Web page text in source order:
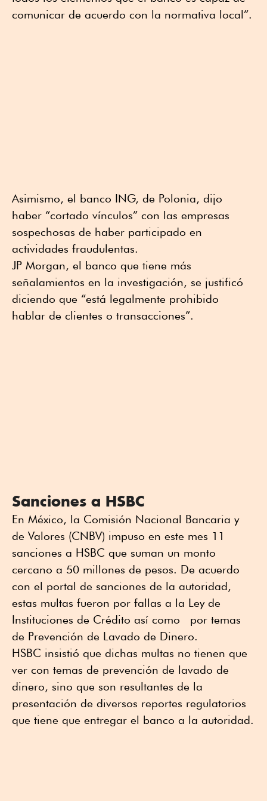
comunicar de acuerdo con la normativa local”.
Asimismo, el banco ING, de Polonia, dijo
haber “cortado vínculos” con las empresas
sospechosas de haber participado en
actividades fraudulentas.
JP Morgan, el banco que tiene más
señalamientos en la investigación, se justificó
diciendo que “está legalmente prohibido
hablar de clientes o transacciones”.
Sanciones a HSBC
En México, la Comisión Nacional Bancaria y
de Valores (CNBV) impuso en este mes 11
sanciones a HSBC que suman un monto
cercano a 50 millones de pesos. De acuerdo
con el portal de sanciones de la autoridad,
estas multas fueron por fallas a la Ley de
Instituciones de Crédito así como por temas
de Prevención de Lavado de Dinero.
HSBC insistió que dichas multas no tienen que
ver con temas de prevención de lavado de
dinero, sino que son resultantes de la
presentación de diversos reportes regulatorios
que tiene que entregar el banco a la autoridad.